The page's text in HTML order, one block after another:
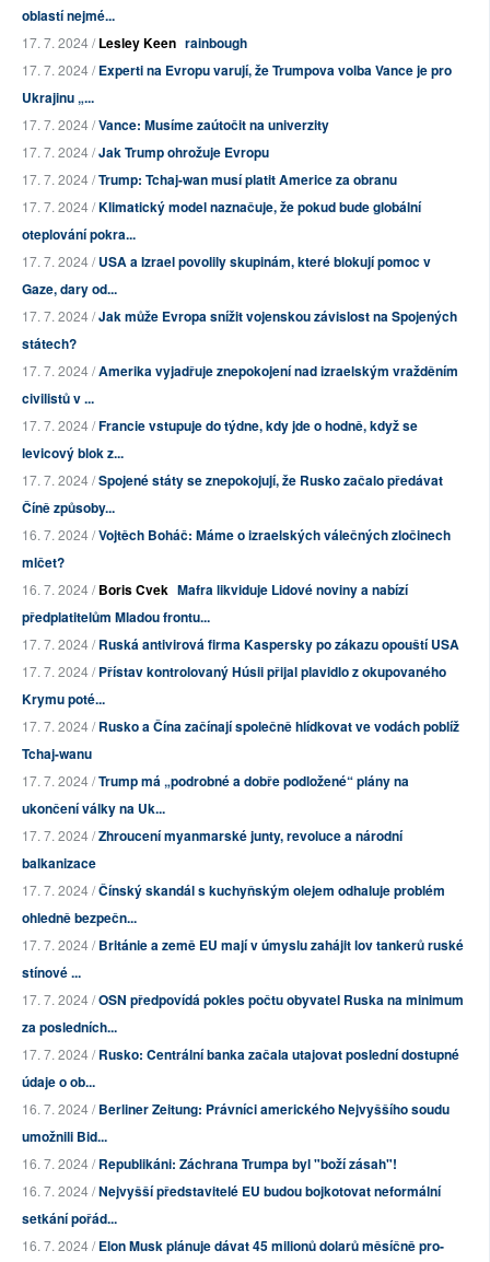
oblastí nejmé...
17. 7. 2024 /Lesley Keen rainbough
17. 7. 2024 /Experti na Evropu varují, že Trumpova volba Vance je pro
Ukrajinu „...
17. 7. 2024 /Vance: Musíme zaútočit na univerzity
17. 7. 2024 /Jak Trump ohrožuje Evropu
17. 7. 2024 /Trump: Tchaj-wan musí platit Americe za obranu
17. 7. 2024 /Klimatický model naznačuje, že pokud bude globální
oteplování pokra...
17. 7. 2024 /USA a Izrael povolily skupinám, které blokují pomoc v
Gaze, dary od...
17. 7. 2024 /Jak může Evropa snížit vojenskou závislost na Spojených
státech?
17. 7. 2024 /Amerika vyjadřuje znepokojení nad izraelským vražděním
civilistů v ...
17. 7. 2024 /Francie vstupuje do týdne, kdy jde o hodně, když se
levicový blok z...
17. 7. 2024 /Spojené státy se znepokojují, že Rusko začalo předávat
Číně způsoby...
16. 7. 2024 /Vojtěch Boháč: Máme o izraelských válečných zločinech
mlčet?
16. 7. 2024 /Boris Cvek Mafra likviduje Lidové noviny a nabízí
předplatitelům Mladou frontu...
17. 7. 2024 /Ruská antivirová firma Kaspersky po zákazu opouští USA
17. 7. 2024 /Přístav kontrolovaný Húsii přijal plavidlo z okupovaného
Krymu poté...
17. 7. 2024 /Rusko a Čína začínají společně hlídkovat ve vodách poblíž
Tchaj-wanu
17. 7. 2024 /Trump má „podrobné a dobře podložené“ plány na
ukončení války na Uk...
17. 7. 2024 /Zhroucení myanmarské junty, revoluce a národní
balkanizace
17. 7. 2024 /Čínský skandál s kuchyňským olejem odhaluje problém
ohledně bezpečn...
17. 7. 2024 /Británie a země EU mají v úmyslu zahájit lov tankerů ruské
stínové ...
17. 7. 2024 /OSN předpovídá pokles počtu obyvatel Ruska na minimum
za posledních...
17. 7. 2024 /Rusko: Centrální banka začala utajovat poslední dostupné
údaje o ob...
16. 7. 2024 /Berliner Zeitung: Právníci amerického Nejvyššího soudu
umožnili Bid...
16. 7. 2024 /Republikáni: Záchrana Trumpa byl "boží zásah"!
16. 7. 2024 /Nejvyšší představitelé EU budou bojkotovat neformální
setkání pořád...
16. 7. 2024 /Elon Musk plánuje dávat 45 milionů dolarů měsíčně pro-